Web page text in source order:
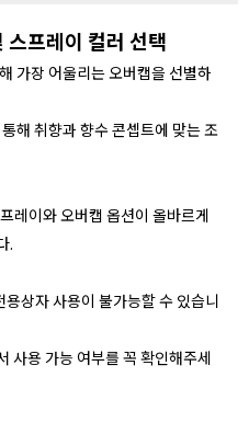
프레이 컬러 선택
가장 어울리는 오버캡을 선별하
통해 취향과 향수 콘셉트에 맞는 조
레이와 오버캡 옵션이 올바르게
.
상자 사용이 불가능할 수 있습니
사용 가능 여부를 꼭 확인해주세